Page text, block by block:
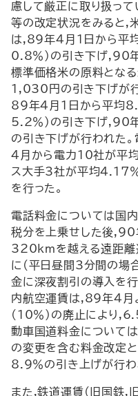
慮して厳正に取り扱っ
等の改定状況をみると,
は,89年4月1日から平
0.8％)の引き下げ,90
標準価格米の原料とな
1,030円の引き下げが
89年4月1日から平均
5.2％)の引き下げ,90
の引き下げが行われた
4月から電力10社が平
ス大手3社が平均4.17
を行った。
電話料金については国
税分を上乗せした後
320kmを越える遠距
に(平日昼間3分間の場
金に深夜割引の導入を
内航空運賃は,89年4月
(10％)の廃止により
動車国道料金について
の変更を含む料金改定
8.9％の引き上げが行わ
また,鉄道運賃(旧国鉄,